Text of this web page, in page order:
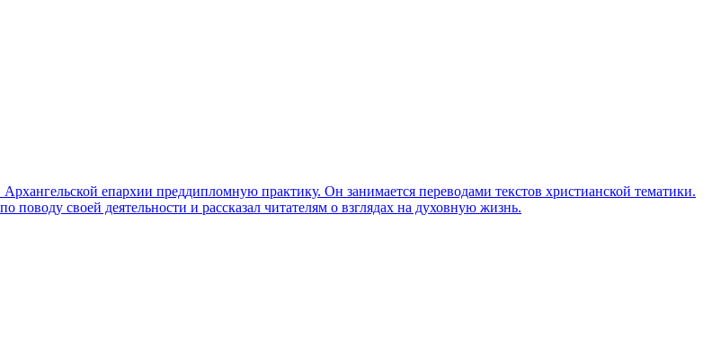
епархии преддипломную практику. Он занимается переводами текстов христианской тематики.
своей деятельности и рассказал читателям о взглядах на духовную жизнь.